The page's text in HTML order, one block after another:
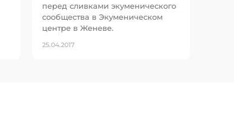
перед сливками экуменического
сообщества в Экуменическом
центре в Женеве.
25.04.2017